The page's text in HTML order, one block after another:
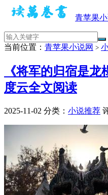
青苹果
当前位置： 青苹果小说网 >
《 将军的归宿是
度云全文阅读
2025-11-02 分类： 小说推荐